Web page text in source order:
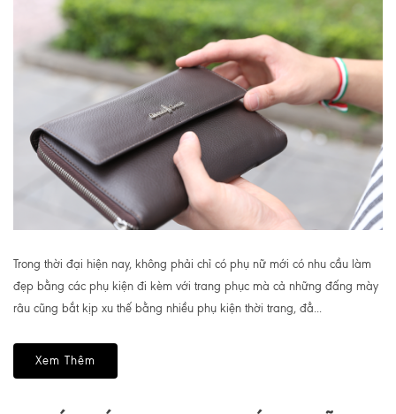
Trong thời đại hiện nay, không phải chỉ có phụ nữ mới có nhu cầu làm
đẹp bằng các phụ kiện đi kèm với trang phục mà cả những đấng mày
râu cũng bắt kịp xu thế bằng nhiều phụ kiện thời trang, đẳ...
Xem Thêm